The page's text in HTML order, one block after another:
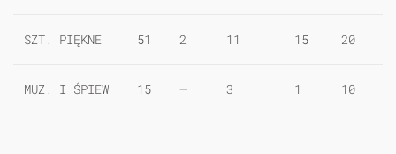
SZT. PIĘKNE 51 2 11 15 20
MUZ. I ŚPIEW 15 — 3 1 10